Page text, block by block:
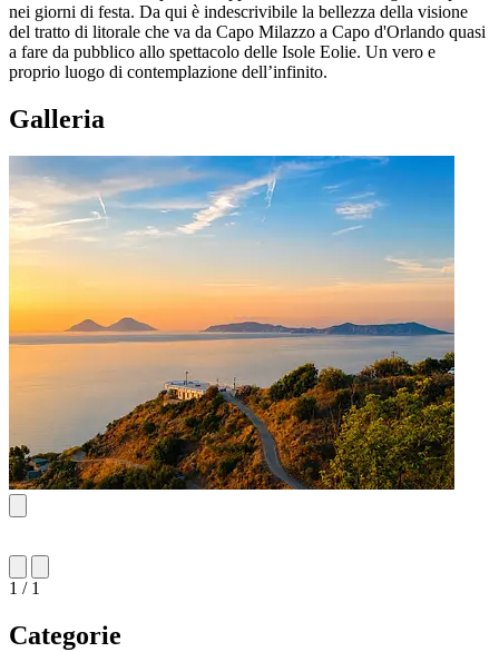
nei giorni di festa. Da qui è indescrivibile la bellezza della visione
del tratto di litorale che va da Capo Milazzo a Capo d'Orlando quasi
a fare da pubblico allo spettacolo delle Isole Eolie. Un vero e
proprio luogo di contemplazione dell’infinito.
Galleria
1 / 1
Categorie